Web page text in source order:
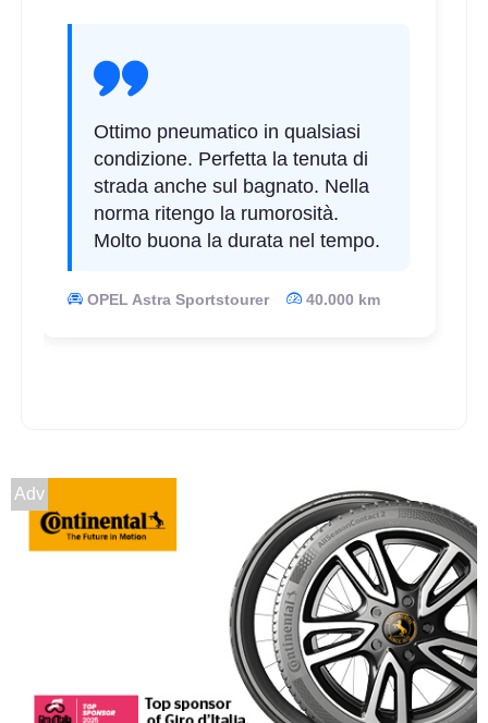
Ottimo pneumatico in qualsiasi
condizione. Perfetta la tenuta di
strada anche sul bagnato. Nella
norma ritengo la rumorosità.
Molto buona la durata nel tempo.
OPEL Astra Sportstourer 40.000 km
Adv